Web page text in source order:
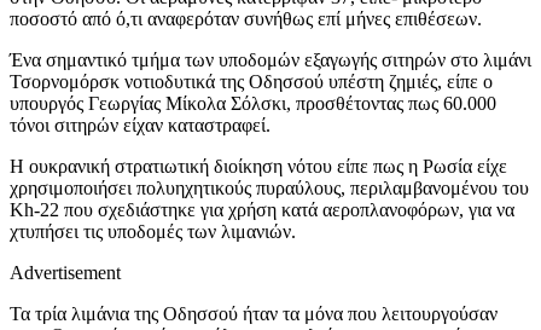
ποσοστό από ό,τι αναφερόταν συνήθως επί μήνες επιθέσεων.
Ένα σημαντικό τμήμα των υποδομών εξαγωγής σιτηρών στο λιμάνι
Τσορνομόρσκ νοτιοδυτικά της Οδησσού υπέστη ζημιές, είπε ο
υπουργός Γεωργίας Μίκολα Σόλσκι, προσθέτοντας πως 60.000
τόνοι σιτηρών είχαν καταστραφεί.
Η ουκρανική στρατιωτική διοίκηση νότου είπε πως η Ρωσία είχε
χρησιμοποιήσει πολυηχητικούς πυραύλους, περιλαμβανομένου του
Kh-22 που σχεδιάστηκε για χρήση κατά αεροπλανοφόρων, για να
χτυπήσει τις υποδομές των λιμανιών.
Advertisement
Τα τρία λιμάνια της Οδησσού ήταν τα μόνα που λειτουργούσαν